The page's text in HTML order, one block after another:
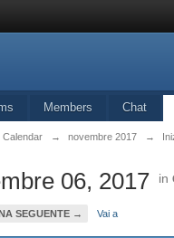
Members Chat
Calendar → novembre 2017 →
06, 2017 in
SEGUENTE → Vai a